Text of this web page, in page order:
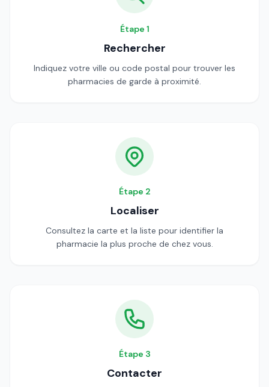
Étape 1
Rechercher
Indiquez votre ville ou code postal pour trouver les
pharmacies de garde à proximité.
Étape 2
Localiser
Consultez la carte et la liste pour identifier la
pharmacie la plus proche de chez vous.
Étape 3
Contacter